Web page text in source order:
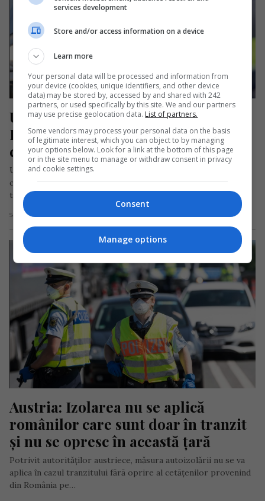
Ungaria: persoanele care vin din
România vor fi obligate să stea în
carantină
UPDATE: cu privire la tranzit, autoritățile ungare au precizat
că acesta este permis, în următoarele condiții: durata
tranzitului să nu…
Scris de Daniela Stoica
Austria: Izolarea nu se aplică
românilor care sunt doar în tranzit
și nu se opresc în această țară
Potrivit autorităţilor austriece, măsura autoizolării nu se va
aplica în cazul tranzitului fără oprire al cetăţenilor provenind
din România pe…
services development
Store and/or access information on a device
Learn more
Your personal data will be processed and information from
your device (cookies, unique identifiers, and other device
data) may be stored by, accessed by and shared with 242
partners, or used specifically by this site. We and our partners
may use precise geolocation data. List of partners.
Some vendors may process your personal data on the basis
of legitimate interest, which you can object to by managing
your options below. Look for a link at the bottom of this page
or in the site menu to manage or withdraw consent in privacy
and cookie settings.
Consent
Manage options